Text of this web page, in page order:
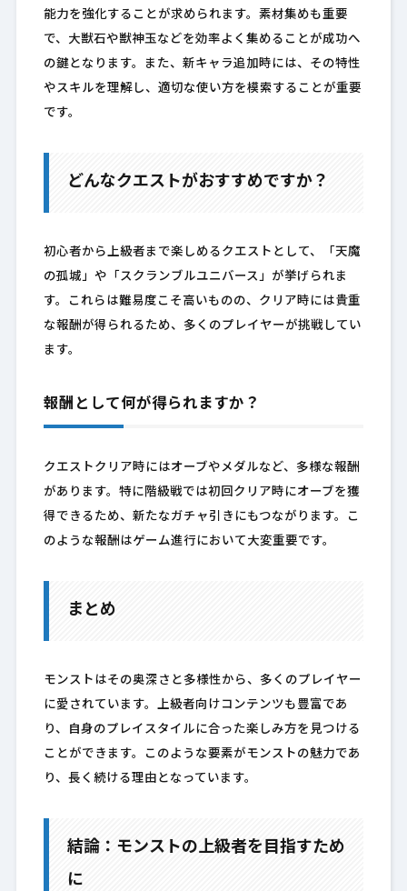
能力を強化することが求められます。素材集めも重要
で、大獣石や獣神玉などを効率よく集めることが成功へ
の鍵となります。また、新キャラ追加時には、その特性
やスキルを理解し、適切な使い方を模索することが重要
です。
どんなクエストがおすすめですか？
初心者から上級者まで楽しめるクエストとして、「天魔
の孤城」や「スクランブルユニバース」が挙げられま
す。これらは難易度こそ高いものの、クリア時には貴重
な報酬が得られるため、多くのプレイヤーが挑戦してい
ます。
報酬として何が得られますか？
クエストクリア時にはオーブやメダルなど、多様な報酬
があります。特に階級戦では初回クリア時にオーブを獲
得できるため、新たなガチャ引きにもつながります。こ
のような報酬はゲーム進行において大変重要です。
まとめ
モンストはその奥深さと多様性から、多くのプレイヤー
に愛されています。上級者向けコンテンツも豊富であ
り、自身のプレイスタイルに合った楽しみ方を見つける
ことができます。このような要素がモンストの魅力であ
り、長く続ける理由となっています。
結論：モンストの上級者を目指すため
に